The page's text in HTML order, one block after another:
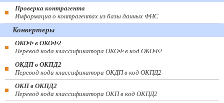
Проверка контрагента
Информация о контрагентах из базы данных ФНС
Конвертеры
ОКОФ в ОКОФ2
Перевод кода классификатора ОКОФ в код ОКОФ2
ОКДП в ОКПД2
Перевод кода классификатора ОКДП в код ОКПД2
ОКП в ОКПД2
Перевод кода классификатора ОКП в код ОКПД2